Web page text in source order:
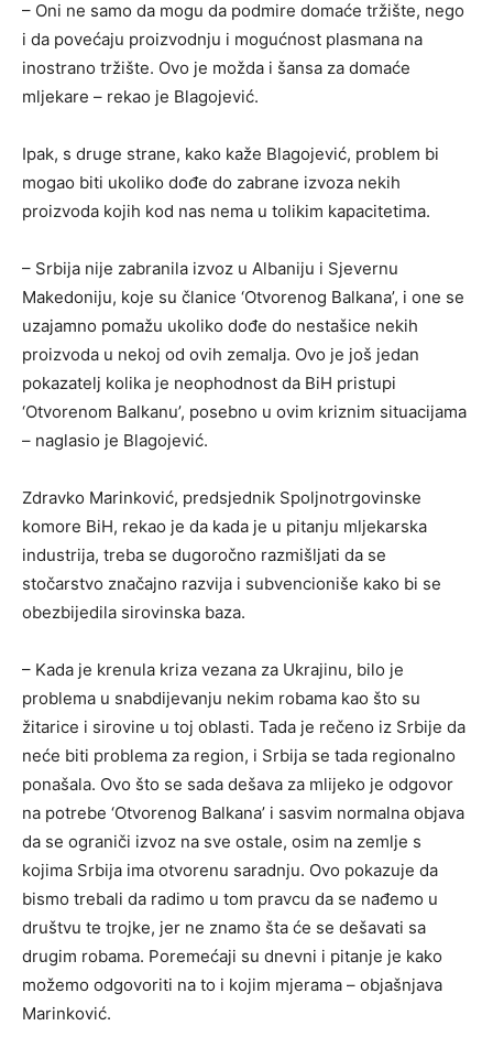
– Oni ne samo da mogu da podmire domaće tržište, nego
i da povećaju proizvodnju i mogućnost plasmana na
inostrano tržište. Ovo je možda i šansa za domaće
mljekare – rekao je Blagojević.
Ipak, s druge strane, kako kaže Blagojević, problem bi
mogao biti ukoliko dođe do zabrane izvoza nekih
proizvoda kojih kod nas nema u tolikim kapacitetima.
– Srbija nije zabranila izvoz u Albaniju i Sjevernu
Makedoniju, koje su članice ‘Otvorenog Balkana’, i one se
uzajamno pomažu ukoliko dođe do nestašice nekih
proizvoda u nekoj od ovih zemalja. Ovo je još jedan
pokazatelj kolika je neophodnost da BiH pristupi
‘Otvorenom Balkanu’, posebno u ovim kriznim situacijama
– naglasio je Blagojević.
Zdravko Marinković, predsjednik Spoljnotrgovinske
komore BiH, rekao je da kada je u pitanju mljekarska
industrija, treba se dugoročno razmišljati da se
stočarstvo značajno razvija i subvencioniše kako bi se
obezbijedila sirovinska baza.
– Kada je krenula kriza vezana za Ukrajinu, bilo je
problema u snabdijevanju nekim robama kao što su
žitarice i sirovine u toj oblasti. Tada je rečeno iz Srbije da
neće biti problema za region, i Srbija se tada regionalno
ponašala. Ovo što se sada dešava za mlijeko je odgovor
na potrebe ‘Otvorenog Balkana’ i sasvim normalna objava
da se ograniči izvoz na sve ostale, osim na zemlje s
kojima Srbija ima otvorenu saradnju. Ovo pokazuje da
bismo trebali da radimo u tom pravcu da se nađemo u
društvu te trojke, jer ne znamo šta će se dešavati sa
drugim robama. Poremećaji su dnevni i pitanje je kako
možemo odgovoriti na to i kojim mjerama – objašnjava
Marinković.